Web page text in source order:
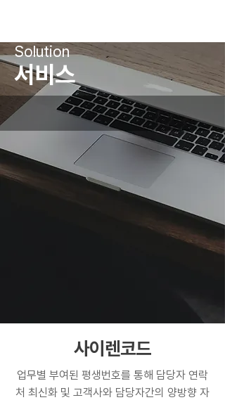
Solution
​서비스
사이렌코드
업무별 부여된 평생번호를 통해 담당자 연락
처 최신화 및 고객사와 담당자간의 양방향 자